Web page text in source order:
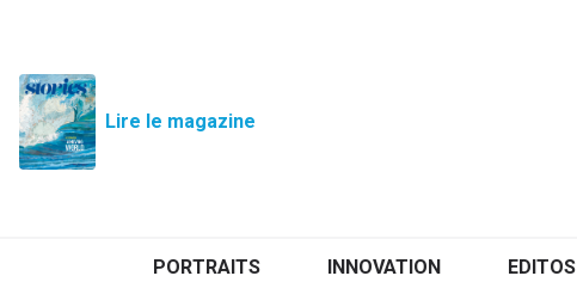
Lire le magazine
PORTRAITS INNOVATION EDITOS